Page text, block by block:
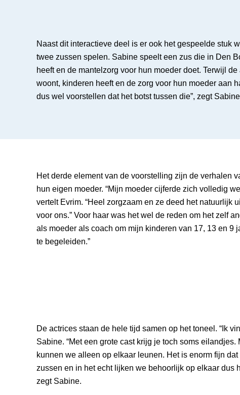
Naast dit interactieve deel is er ook het gespeelde stuk
twee zussen spelen. Sabine speelt een zus die in Den
heeft en de mantelzorg voor hun moeder doet. Terwijl
woont, kinderen heeft en de zorg voor hun moeder aan
dus wel voorstellen dat het botst tussen die”, zegt
Het derde element van de voorstelling zijn de verhalen
hun eigen moeder. “Mijn moeder cijferde zich volledig
vertelt Evrim. “Heel zorgzaam en ze deed het natuurlijk
voor ons.” Voor haar was het wel de reden om het zelf
als moeder als coach om mijn kinderen van 17, 13 en 9
te begeleiden.”
De actrices staan de hele tijd samen op het toneel. “Ik
Sabine. “Met een grote cast krijg je toch soms eilandjes.
kunnen we alleen op elkaar leunen. Het is enorm fijn
zussen en in het echt lijken we behoorlijk op elkaar dus
zegt Sabine.